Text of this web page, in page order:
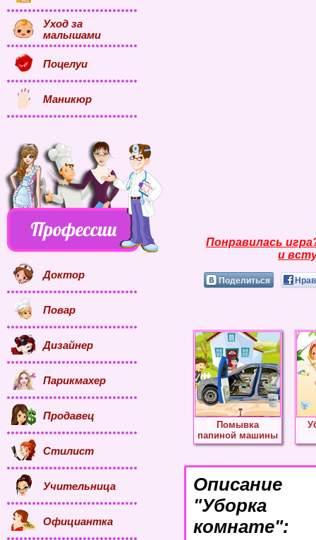
Понравилась
и
Поделиться
Помывка
папиной машины
комнате":
Уход за
малышами
Поцелуи
Маникюр
Доктор
Повар
Дизайнер
Парикмахер
Продавец
Стилист
Учительница
Официантка